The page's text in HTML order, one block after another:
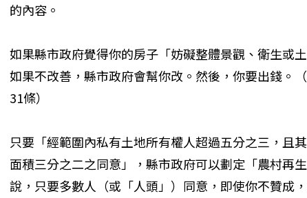
的內容。
如果縣市政府覺得你的房子「妨礙整體景觀、衛生或
如果不改善，縣市政府會幫你改。然後，你要出錢。
31條）
只要「經範圍內私有土地所有權人超過五分之三，且
面積三分之二之同意」，縣市政府可以劃定「農村再
說，只要多數人（或「人頭」）同意，即使你不贊成